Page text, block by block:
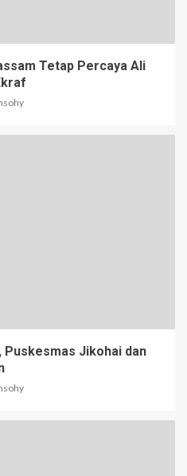
Tetap Percaya Ali
Puskesmas Jikohai dan